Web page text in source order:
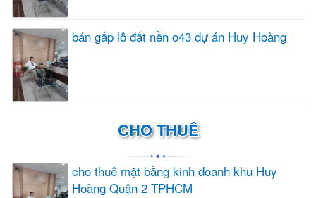
bán gấp lô đất nền o43 dự án Huy Hoàng
CHO THUÊ
cho thuê mặt bằng kinh doanh khu Huy
Hoàng Quận 2 TPHCM